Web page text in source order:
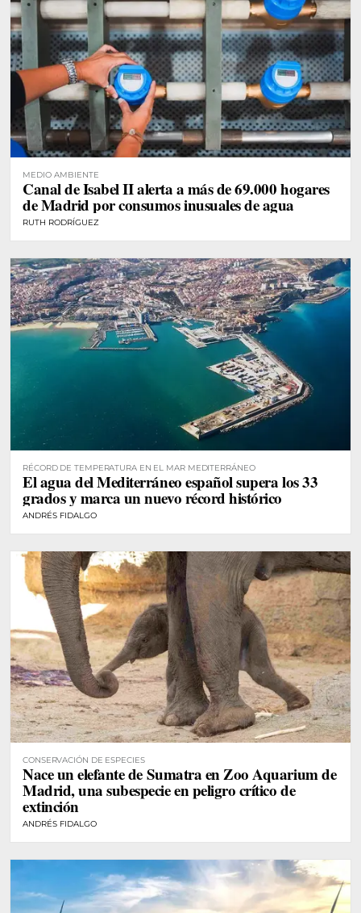
MEDIO AMBIENTE
Canal de Isabel II alerta a más de 69.000 hogares
de Madrid por consumos inusuales de agua
RUTH RODRÍGUEZ
RÉCORD DE TEMPERATURA EN EL MAR MEDITERRÁNEO
El agua del Mediterráneo español supera los 33
grados y marca un nuevo récord histórico
ANDRÉS FIDALGO
CONSERVACIÓN DE ESPECIES
Nace un elefante de Sumatra en Zoo Aquarium de
Madrid, una subespecie en peligro crítico de
extinción
ANDRÉS FIDALGO